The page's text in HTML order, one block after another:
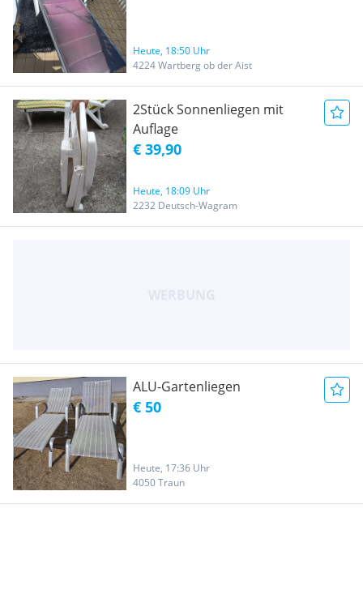
Heute, 18:50 Uhr
4224 Wartberg ob der Aist
2Stück Sonnenliegen mit
Auflage
€ 39,90
Heute, 18:09 Uhr
2232 Deutsch-Wagram
ALU-Gartenliegen
€ 50
Heute, 17:36 Uhr
4050 Traun